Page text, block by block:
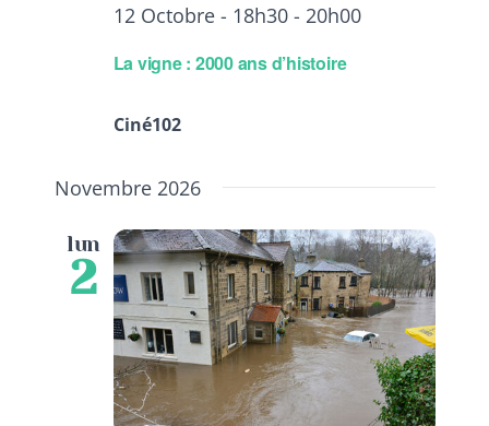
La vigne : 2000 ans d’histoire
12 Octobre - 18h30- 20h00
Ciné102
Novembre 2026
lun
2